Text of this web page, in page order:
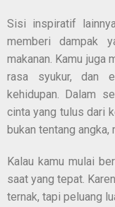
Sisi inspiratif
memberi dampak
makanan. Kamu juga
rasa syukur, dan
kehidupan. Dalam
cinta yang tulus dari
bukan tentang
Kalau kamu mulai
saat yang tepat.
ternak, tapi peluang